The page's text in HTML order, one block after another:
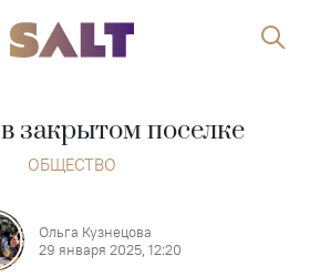
закрытом поселке
ОБЩЕСТВО
Ольга Кузнецова
29 января 2025, 12:20